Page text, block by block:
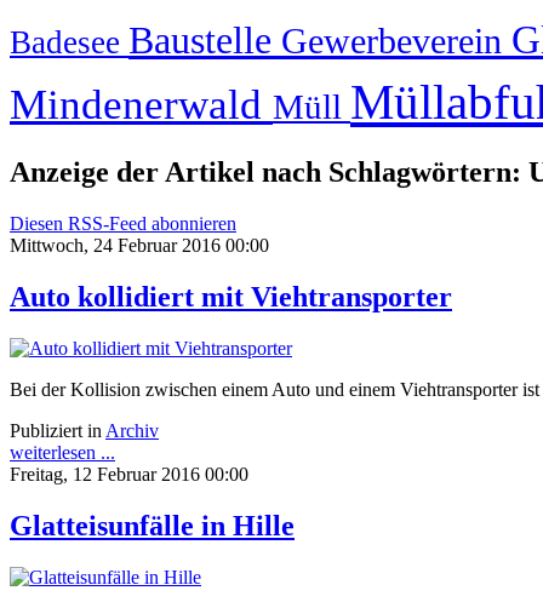
Badesee Baustelle Gewerbeverein
Mindenerwald Müll
Anzeige der Artikel nach Schlagwörtern:
Diesen RSS-Feed abonnieren
Mittwoch, 24 Februar 2016 00:00
Auto kollidiert mit Viehtransporter
Bei der Kollision zwischen einem Auto und einem Viehtransporter
Publiziert in Archiv
weiterlesen ...
Freitag, 12 Februar 2016 00:00
Glatteisunfälle in Hille